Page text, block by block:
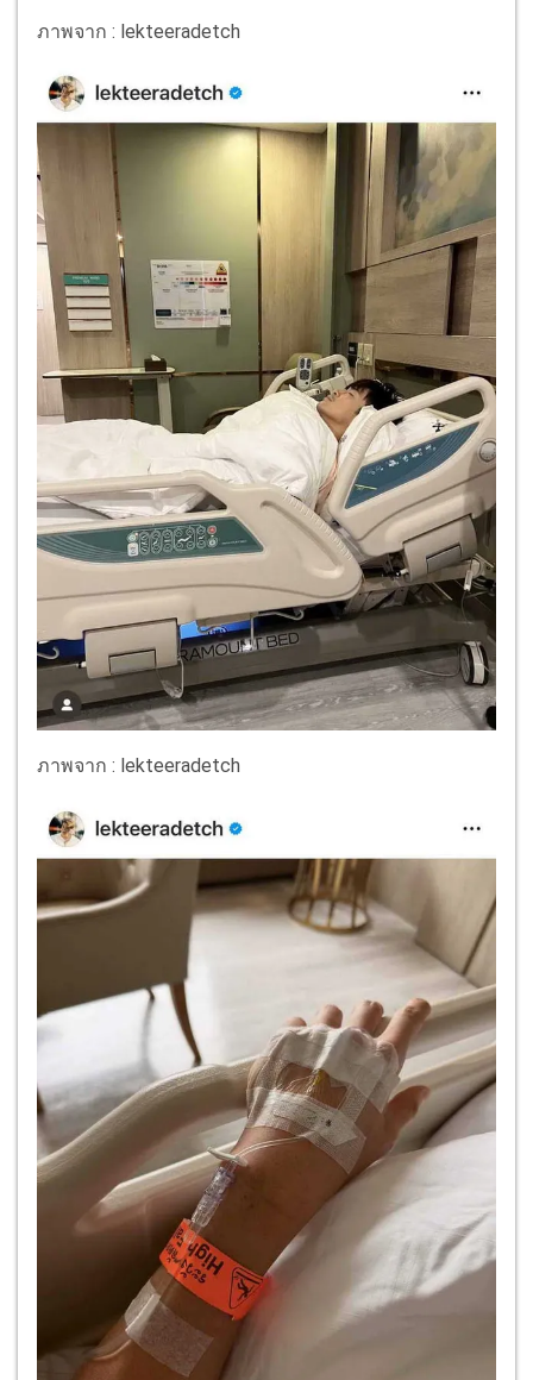
ภาพจาก : lekteeradetch
ภาพจาก : lekteeradetch